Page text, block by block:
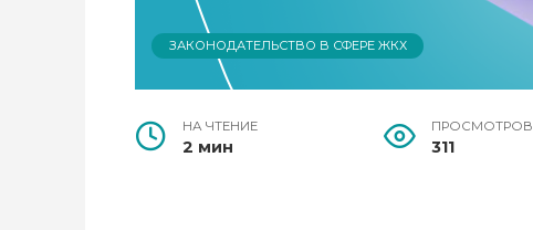
ЗАКОНОДАТЕЛЬСТВО В СФЕРЕ ЖКХ
НА ЧТЕНИЕ
2 мин
ПРОСМОТРОВ
311